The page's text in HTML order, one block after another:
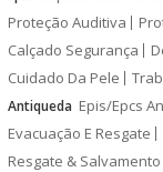
Proteção Auditiva
Calçado Segurança
Cuidado Da Pele
Antiqueda Epis/Epcs
Evacuação E Resgate
Resgate & Salvamento